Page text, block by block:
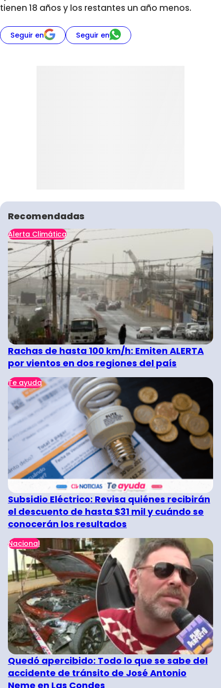
tienen 18 años y los restantes un año menos.
Seguir en Seguir en
Recomendadas
Alerta Climática
Rachas de hasta 100 km/h: Emiten ALERTA
por vientos en dos regiones del país
Te ayuda
Subsidio Eléctrico: Revisa quiénes recibirán
el descuento de hasta $31 mil y cuándo se
conocerán los resultados
Nacional
Quedó apercibido: Todo lo que se sabe del
accidente de tránsito de José Antonio
Neme en Las Condes